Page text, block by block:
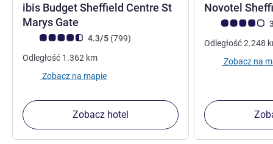
ibis Budget Sheffield Centre St
Marys Gate
Ocena klientów (Ocena ALL)
4.3/5 (799Liczba opinii
)
Odległość 1.362 km
Zobacz na mapie
Zobacz hotel
Novotel
Ocena klientów
Odległość2.248
Zobacz na